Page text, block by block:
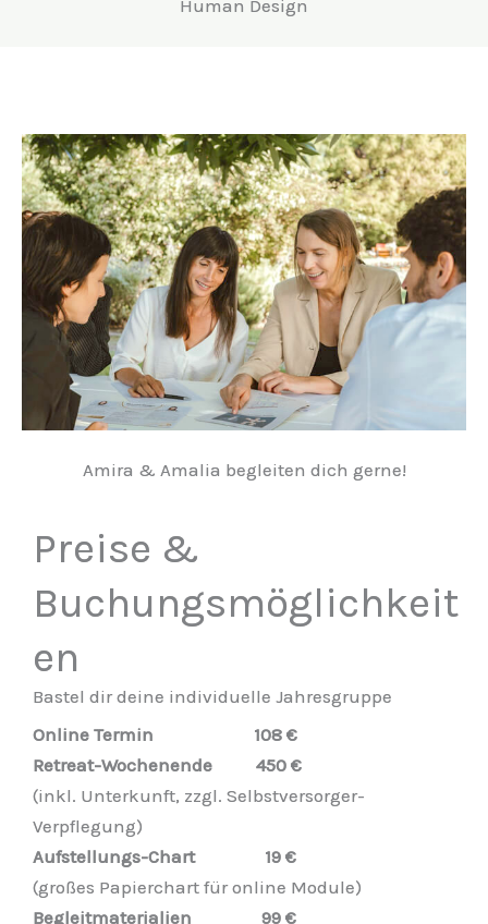
Human Design
Amira & Amalia begleiten dich gerne!
Preise &
Buchungsmöglichkeit
en
Bastel dir deine individuelle Jahresgruppe
Online Termin 108 €
Retreat-Wochenende 450 €
(inkl. Unterkunft, zzgl. Selbstversorger-
Verpflegung)
Aufstellungs-Chart 19 €
(großes Papierchart für online Module)
Begleitmaterialien 99 €